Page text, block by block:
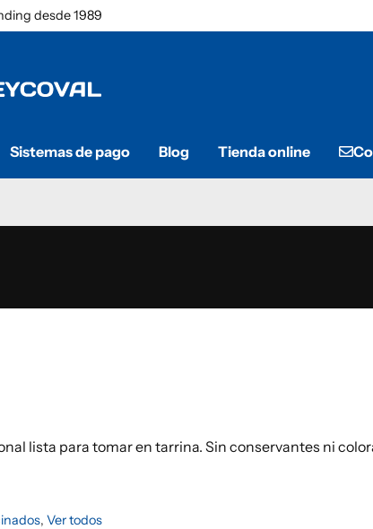
desde 1989
Sistemas de pago Blog Tienda online
lista para tomar en tarrina. Sin conservantes ni
, Ver todos